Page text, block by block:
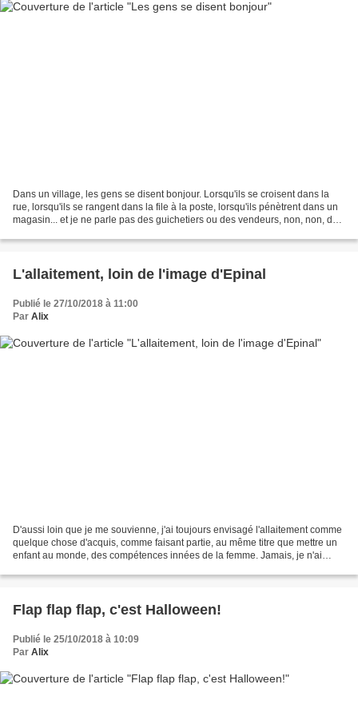
Dans un village, les gens se disent bonjour. Lorsqu'ils se croisent dans la
rue, lorsqu'ils se rangent dans la file à la poste, lorsqu'ils pénètrent dans un
magasin... et je ne parle pas des guichetiers ou des vendeurs, non, non, des
L'allaitement, loin de l'image d'Epinal
Publié le 27/10/2018 à 11:00
Par Alix
D'aussi loin que je me souvienne, j'ai toujours envisagé l'allaitement comme
quelque chose d'acquis, comme faisant partie, au même titre que mettre un
enfant au monde, des compétences innées de la femme. Jamais, je n'ai
Flap flap flap, c'est Halloween!
Publié le 25/10/2018 à 10:09
Par Alix